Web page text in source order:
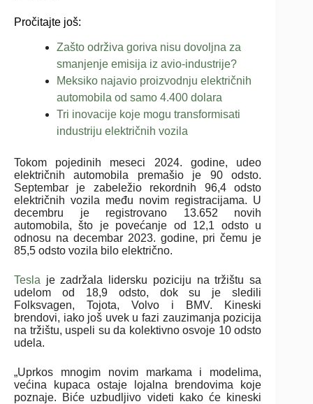
Pročitajte još:
Zašto održiva goriva nisu dovoljna za
smanjenje emisija iz avio-industrije?
Meksiko najavio proizvodnju električnih
automobila od samo 4.400 dolara
Tri inovacije koje mogu transformisati
industriju električnih vozila
Tokom pojedinih meseci 2024. godine, udeo
električnih automobila premašio je 90 odsto.
Septembar je zabeležio rekordnih 96,4 odsto
električnih vozila među novim registracijama. U
decembru je registrovano 13.652 novih
automobila, što je povećanje od 12,1 odsto u
odnosu na decembar 2023. godine, pri čemu je
85,5 odsto vozila bilo električno.
Tesla je zadržala lidersku poziciju na tržištu sa
udelom od 18,9 odsto, dok su je sledili
Folksvagen, Tojota, Volvo i BMV. Kineski
brendovi, iako još uvek u fazi zauzimanja pozicija
na tržištu, uspeli su da kolektivno osvoje 10 odsto
udela.
„Uprkos mnogim novim markama i modelima,
većina kupaca ostaje lojalna brendovima koje
poznaje. Biće uzbudljivo videti kako će kineski